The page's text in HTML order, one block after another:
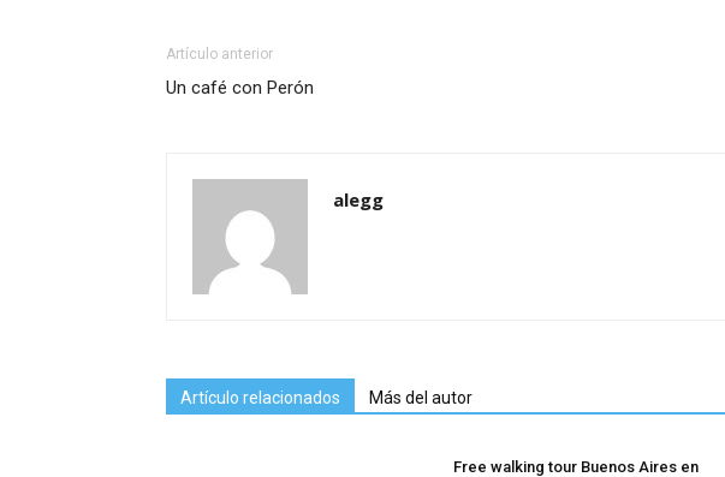
Artículo anterior
Un café con Perón
alegg
Artículo relacionados Más del autor
Free walking tour Buenos Aires en